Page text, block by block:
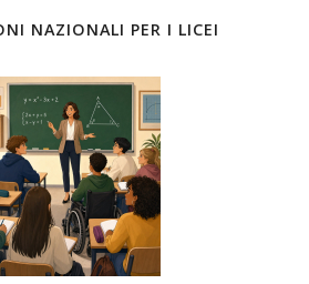
NAZIONALI PER I LICEI